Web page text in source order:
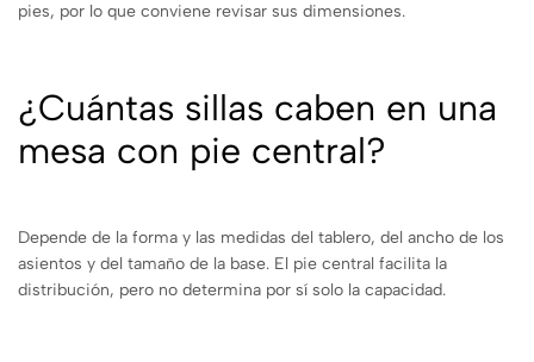
pies, por lo que conviene revisar sus dimensiones.
¿Cuántas sillas caben en una
mesa con pie central?
Depende de la forma y las medidas del tablero, del ancho de los
asientos y del tamaño de la base. El pie central facilita la
distribución, pero no determina por sí solo la capacidad.